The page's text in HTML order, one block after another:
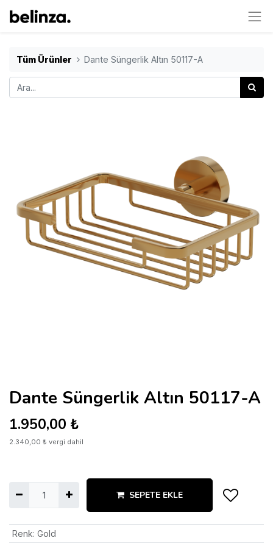
Tüm Ürünler Dante Süngerlik Altın 50117-A
Dante Süngerlik Altın 50117-A
1.950,00 ₺
2.340,00 ₺ vergi dahil
SEPETE EKLE
Renk: Gold